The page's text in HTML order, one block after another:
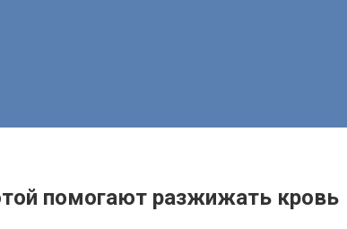
помогают разжижать кровь